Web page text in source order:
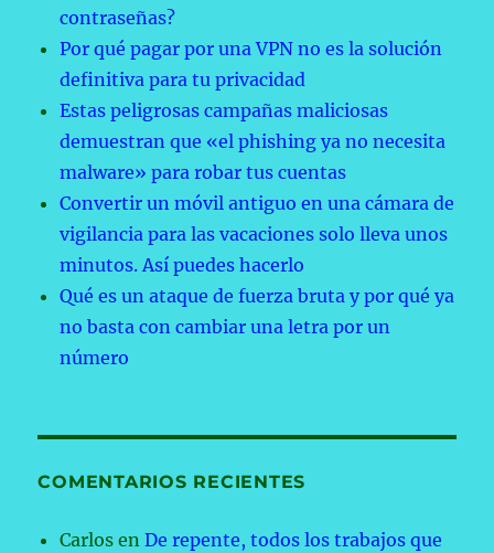
contraseñas?
Por qué pagar por una VPN no es la solución
definitiva para tu privacidad
Estas peligrosas campañas maliciosas
demuestran que «el phishing ya no necesita
malware» para robar tus cuentas
Convertir un móvil antiguo en una cámara de
vigilancia para las vacaciones solo lleva unos
minutos. Así puedes hacerlo
Qué es un ataque de fuerza bruta y por qué ya
no basta con cambiar una letra por un
número
COMENTARIOS RECIENTES
Carlos enDe repente, todos los trabajos que